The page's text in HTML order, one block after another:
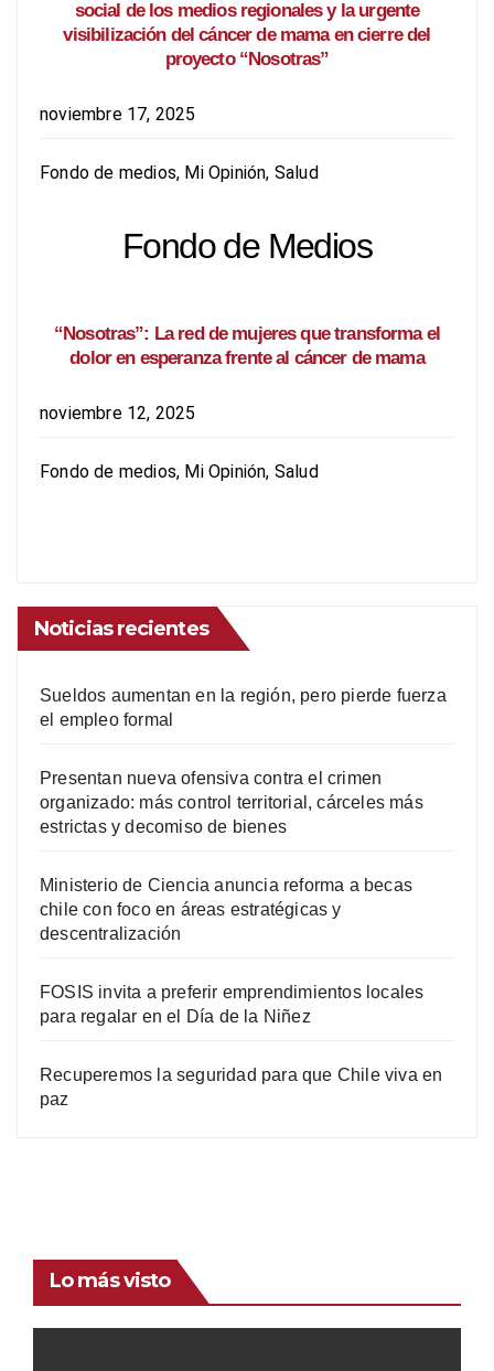
social de los medios regionales y la urgente
visibilización del cáncer de mama en cierre del
proyecto “Nosotras”
noviembre 17, 2025
Fondo de medios, Mi Opinión, Salud
Fondo de Medios
“Nosotras”: La red de mujeres que transforma el
dolor en esperanza frente al cáncer de mama
noviembre 12, 2025
Fondo de medios, Mi Opinión, Salud
Noticias recientes
Sueldos aumentan en la región, pero pierde fuerza
el empleo formal
Presentan nueva ofensiva contra el crimen
organizado: más control territorial, cárceles más
estrictas y decomiso de bienes
Ministerio de Ciencia anuncia reforma a becas
chile con foco en áreas estratégicas y
descentralización
FOSIS invita a preferir emprendimientos locales
para regalar en el Día de la Niñez
Recuperemos la seguridad para que Chile viva en
paz
Lo más visto